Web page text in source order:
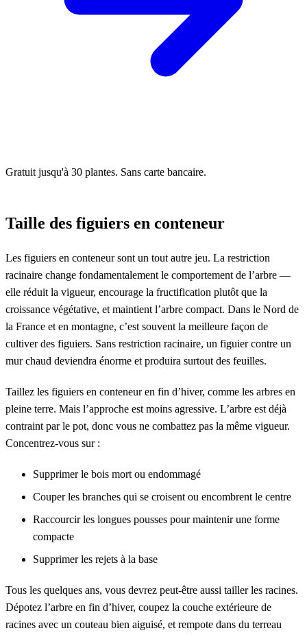
Gratuit jusqu'à 30 plantes. Sans carte bancaire.
Taille des figuiers en conteneur
Les figuiers en conteneur sont un tout autre jeu. La restriction
racinaire change fondamentalement le comportement de l’arbre —
elle réduit la vigueur, encourage la fructification plutôt que la
croissance végétative, et maintient l’arbre compact. Dans le Nord de
la France et en montagne, c’est souvent la meilleure façon de
cultiver des figuiers. Sans restriction racinaire, un figuier contre un
mur chaud deviendra énorme et produira surtout des feuilles.
Taillez les figuiers en conteneur en fin d’hiver, comme les arbres en
pleine terre. Mais l’approche est moins agressive. L’arbre est déjà
contraint par le pot, donc vous ne combattez pas la même vigueur.
Concentrez-vous sur :
Supprimer le bois mort ou endommagé
Couper les branches qui se croisent ou encombrent le centre
Raccourcir les longues pousses pour maintenir une forme
compacte
Supprimer les rejets à la base
Tous les quelques ans, vous devrez peut-être aussi tailler les racines.
Dépotez l’arbre en fin d’hiver, coupez la couche extérieure de
racines avec un couteau bien aiguisé, et rempote dans du terreau